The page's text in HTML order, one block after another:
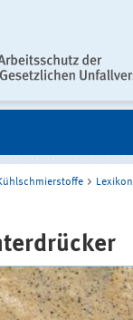
Lexikon